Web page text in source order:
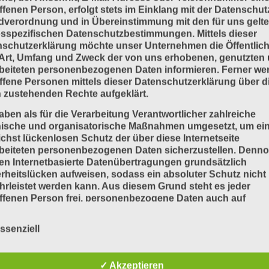
der Auflösung.
Anzahl von Druckpunkten bezogen auf die
auf einem Monitor. Die Auflösung bestimmt auch
horizontaler und vertikaler Richtung (lpi)
auf eine Längeneinheit (ppi)
Auflösung von 2560 x 1440 Pixel. Bei Displays von
Person, erfolgt stets im Einklang mit der
und in Übereinstimmung mit den für uns
Datenschutzbestimmungen. Mittels dieser
möchte unser Unternehmen die
Umfang und Zweck der von uns erhobenen, genutzten
personenbezogenen Daten informieren. Ferner
Personen mittels dieser Datenschutzerklärung über
zustehenden Rechte aufgeklärt.
als für die Verarbeitung Verantwortlicher zahlreiche
und organisatorische Maßnahmen umgesetzt, um
lückenlosen Schutz der über diese Internetseite
personenbezogenen Daten sicherzustellen.
Internetbasierte Datenübertragungen grundsätzlich
aufweisen, sodass ein absoluter Schutz nicht
werden kann. Aus diesem Grund steht es jeder
Person frei, personenbezogene Daten auch auf
✓ Akzeptieren